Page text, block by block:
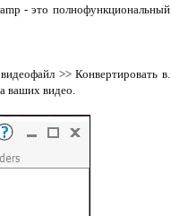
- это полнофункциональный
>> Конвертировать в.
ваших видео.